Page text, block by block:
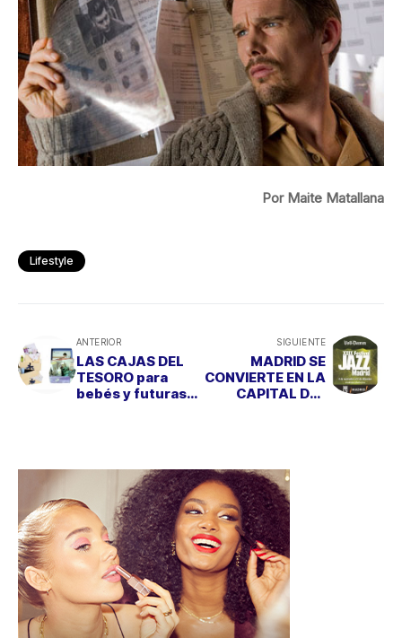
Por Maite Matallana
Lifestyle
ANTERIOR
LAS CAJAS DEL
TESORO para
bebés y futuras
SIGUIENTE
MADRID SE
CONVIERTE EN LA
CAPITAL DEL